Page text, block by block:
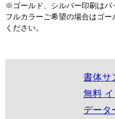
※ゴールド、シルバー印刷はパ
フルカラーご希望の場合はゴ
ください。
書体サ
無料
データ